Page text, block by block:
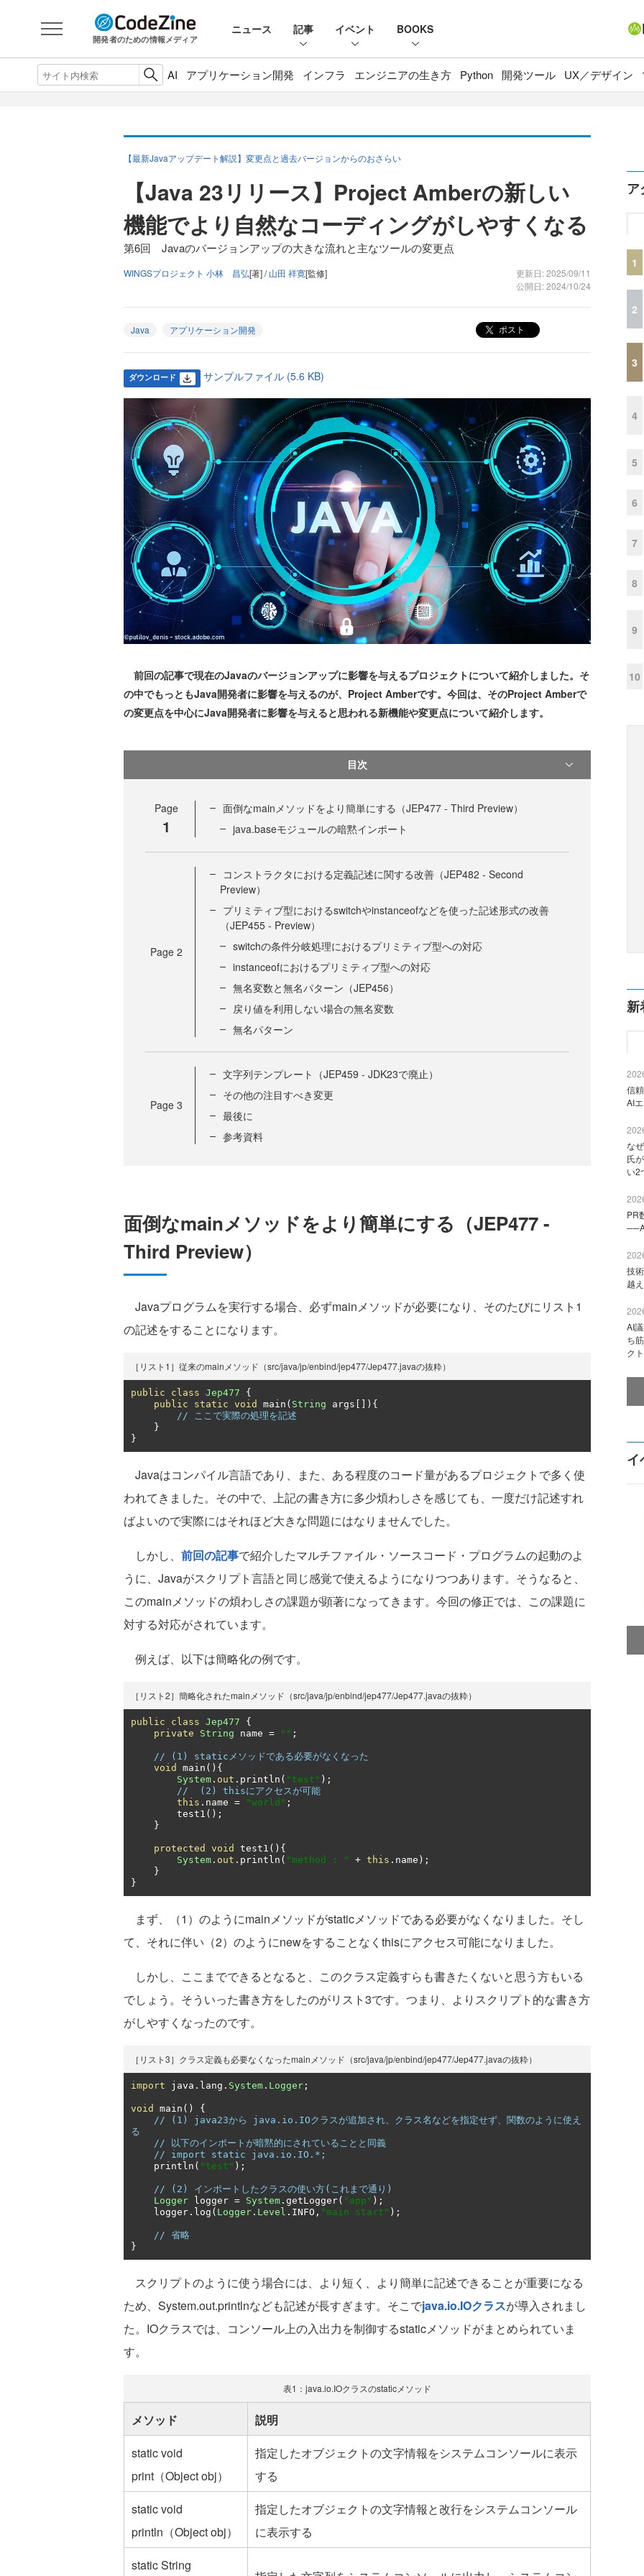
開発者のための情報メディア
ニュース 記事 イベント BOOKS
AI アプリケーション開発 インフラ エンジニアの生き方 Python 開発ツール UX／デザイン
【最新Javaアップデート解説】変更点と過去バージョンからのおさらい
【Java 23リリース】Project Amberの新しい
機能でより自然なコーディングがしやすくなる
第6回 Javaのバージョンアップの大きな流れと主なツールの変更点
WINGSプロジェクト 小林 昌弘[著] /山田 祥寛[監修]
更新日: 2025/09/11
公開日: 2024/10/24
Java アプリケーション開発 ポスト
ダウンロード サンプルファイル (5.6 KB)
前回の記事で現在のJavaのバージョンアップに影響を与えるプロジェクトについて紹介しました。そ
の中でもっともJava開発者に影響を与えるのが、Project Amberです。今回は、そのProject Amberで
の変更点を中心にJava開発者に影響を与えると思われる新機能や変更点について紹介します。
目次
Page
1
面倒なmainメソッドをより簡単にする（JEP477 - Third Preview）
java.baseモジュールの暗黙インポート
Page 2
コンストラクタにおける定義記述に関する改善（JEP482 - Second
Preview）
プリミティブ型におけるswitchやinstanceofなどを使った記述形式の改善
（JEP455 - Preview）
switchの条件分岐処理におけるプリミティブ型への対応
instanceofにおけるプリミティブ型への対応
無名変数と無名パターン（JEP456）
戻り値を利用しない場合の無名変数
無名パターン
Page 3
文字列テンプレート（JEP459 - JDK23で廃止）
その他の注目すべき変更
最後に
参考資料
面倒なmainメソッドをより簡単にする（JEP477 -
Third Preview）
Javaプログラムを実行する場合、必ずmainメソッドが必要になり、そのたびにリスト1
の記述をすることになります。
［リスト1］従来のmainメソッド（src/java/jp/enbind/jep477/Jep477.javaの抜粋）
public class Jep477
{
public
static void main ( String args []){
// ここで実際の処理を記述
}
}
Javaはコンパイル言語であり、また、ある程度のコード量があるプロジェクトで多く使
われてきました。その中で、上記の書き方に多少煩わしさを感じても、一度だけ記述すれ
ばよいので実際にはそれほど大きな問題にはなりませんでした。
しかし、 前回の記事で紹介したマルチファイル・ソースコード・プログラムの起動のよ
うに、Javaがスクリプト言語と同じ感覚で使えるようになりつつあります。そうなると、
このmainメソッドの煩わしさの課題が顕著になってきます。今回の修正では、この課題に
対する対応がされています。
例えば、以下は簡略化の例です。
［リスト2］簡略化されたmainメソッド（src/java/jp/enbind/jep477/Jep477.javaの抜粋）
public class Jep477
{
private
String name = "" ;
// (1) staticメソッドである必要がなくなった
void
main (){
System . out . println ( "test" );
//  (2) thisにアクセスが可能
this . name = "world" ;
        test1
();
}
protected void test1 (){
System . out . println ( "method : " + this . name );
}
}
まず、（1）のようにmainメソッドがstaticメソッドである必要がなくなりました。そし
て、それに伴い（2）のようにnewをすることなくthisにアクセス可能になりました。
しかし、ここまでできるとなると、このクラス定義すらも書きたくないと思う方もいる
でしょう。そういった書き方をしたのがリスト3です。つまり、よりスクリプト的な書き方
がしやすくなったのです。
［リスト3］クラス定義も必要なくなったmainメソッド（src/java/jp/enbind/jep477/Jep477.javaの抜粋）
import java . lang . System . Logger ;
void main ()
{
// (1) java23から java.io.IOクラスが追加され、クラス名などを指定せず、関数のように使え
る
// 以下のインポートが暗黙的にされていることと同義
// import static java.io.IO.*;
    println
( "test" );
// (2) インポートしたクラスの使い方(これまで通り)
Logger logger = System . getLogger( "app" );
    logger
. log ( Logger . Level . INFO , "main start" );
// 省略
}
スクリプトのように使う場合には、より短く、より簡単に記述できることが重要になる
ため、System.out.printlnなども記述が長すぎます。そこでjava.io.IOクラスが導入されまし
た。IOクラスでは、コンソール上の入出力を制御するstaticメソッドがまとめられていま
す。
表1：java.io.IOクラスのstaticメソッド
メソッド
説明
static void
print（Object obj）
指定したオブジェクトの文字情報をシステムコンソールに表示
する
static void
println（Object obj）
指定したオブジェクトの文字情報と改行をシステムコンソール
に表示する
static String
ア
1
2
3
4
5
6
7
8
9
10
新
信
AI
な
氏
い2
PR
技
越
AI
ち
ク
イ